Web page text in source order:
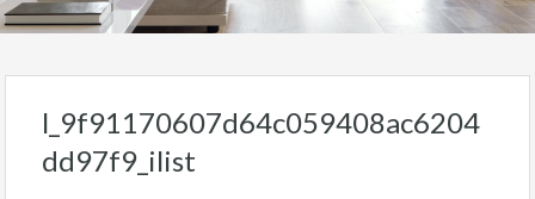
l_9f91170607d64c059408ac6204
dd97f9_ilist